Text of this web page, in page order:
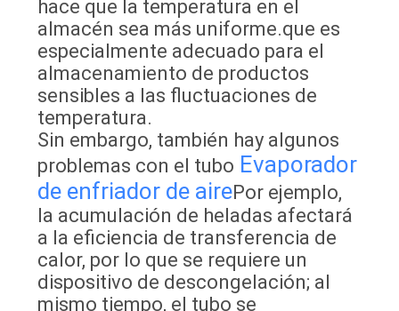
hace que la temperatura en el
almacén sea más uniforme.que es
especialmente adecuado para el
almacenamiento de productos
sensibles a las fluctuaciones de
temperatura.
Sin embargo, también hay algunos
problemas con el tubo Evaporador
de enfriador de airePor ejemplo,
la acumulación de heladas afectará
a la eficiencia de transferencia de
calor, por lo que se requiere un
dispositivo de descongelación; al
mismo tiempo, el tubo se